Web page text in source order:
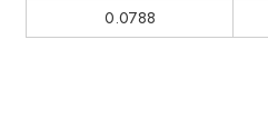
0.0788